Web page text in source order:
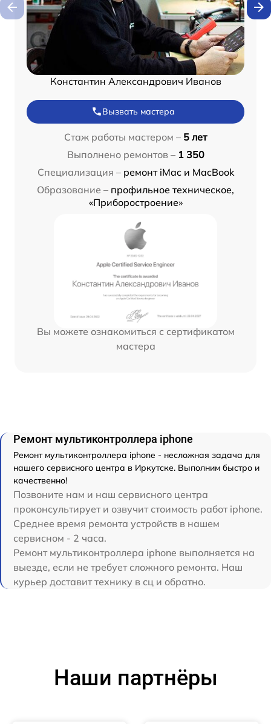
Константин Александрович Иванов
Вызвать мастера
Стаж работы мастером – 5 лет
Выполнено ремонтов – 1 350
Специализация – ремонт iMac и MacBook
Образование – профильное техническое,
«Приборостроение»
Вы можете ознакомиться с сертификатом
мастера
Ремонт мультиконтроллера iphone
Ремонт мультиконтроллера iphone - несложная задача для
нашего сервисного центра в Иркутске. Выполним быстро и
качественно!
Позвоните нам и наш сервисного центра
проконсультирует и озвучит стоимость работ iphone.
Среднее время ремонта устройств в нашем
сервисном - 2 часа.
Ремонт мультиконтроллера iphone выполняется на
выезде, если не требует сложного ремонта. Наш
курьер доставит технику в сц и обратно.
Наши партнёры